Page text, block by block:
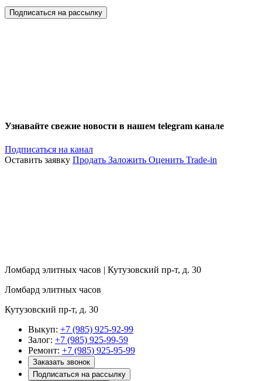
Подписаться на рассылку
Узнавайте свежие новости в нашем telegram канале
Подписаться на канал
Оставить заявку Продать Заложить Оценить Trade-in
Ломбард элитных часов | Кутузовский пр-т, д. 30
Ломбард элитных часов
Кутузовский пр-т, д. 30
Выкуп: +7 (985) 925-92-99
Залог: +7 (985) 925-99-59
Ремонт: +7 (985) 925-95-99
Заказать звонок
Подписаться на рассылку